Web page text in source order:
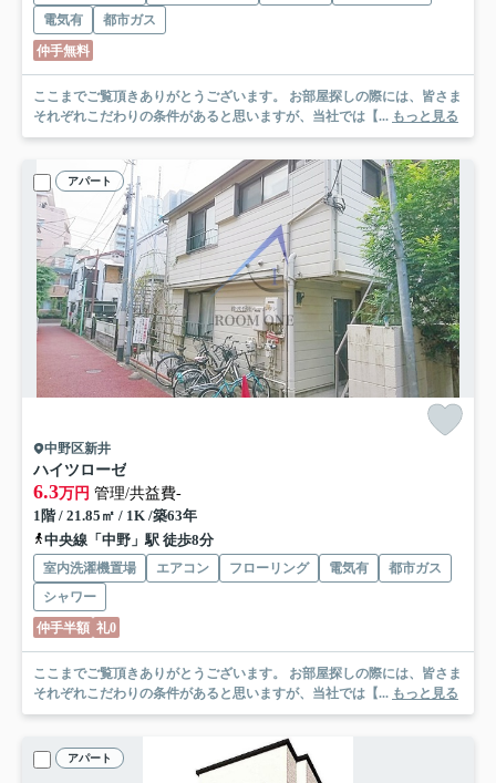
電気有
都市ガス
仲手無料
ここまでご覧頂きありがとうございます。 お部屋探しの際には、皆さま
それぞれこだわりの条件があると思いますが、当社では【... もっと見る
アパート
中野区新井
ハイツローゼ
6.3万円 管理/共益費-
1階 / 21.85㎡ / 1K /築63年
中央線「中野」駅 徒歩8分
室内洗濯機置場 エアコン フローリング 電気有
都市ガス
シャワー
仲手半額 礼0
ここまでご覧頂きありがとうございます。 お部屋探しの際には、皆さま
それぞれこだわりの条件があると思いますが、当社では【... もっと見る
アパート